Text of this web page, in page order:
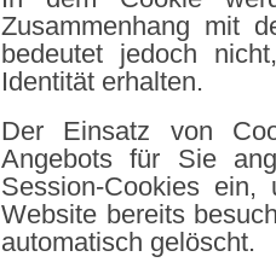
Zusammenhang mit
bedeutet jedoch
Identität erhalten.
Der Einsatz von
Angebots für Sie
Session-Cookies
Website bereits
automatisch gelöscht.